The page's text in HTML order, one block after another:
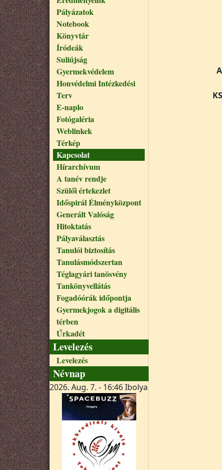
Pályázatok
Notebook
Könyvtár
Íródeák
Suliújság
Gyermekvédelem
Honvédelmi Intézkedési
Terv
E-naplo
Fotógaléria
Weblinkek
Térkép
Kapcsolat
Hírarchívum
A tanév rendje
Szülői értekezlet
Időspirál Élményközpont
Generált Valóság
Hitoktatás
Pályaválasztás
Tanulói biztosítás
Tanulásmódszertan
Téglagyári tanösvény
Tankönyvellátás
Fogadóórák időpontja
Gyermekjogok a digitális
térben
Űrkadét
Levelezés
Levelezés
Névnap
2026. Aug. 7. - 16:46Ibolya